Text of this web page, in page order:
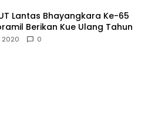
Lantas Bhayangkara Ke-65
Berikan Kue Ulang Tahun
2020 0